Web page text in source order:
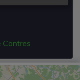
Contres